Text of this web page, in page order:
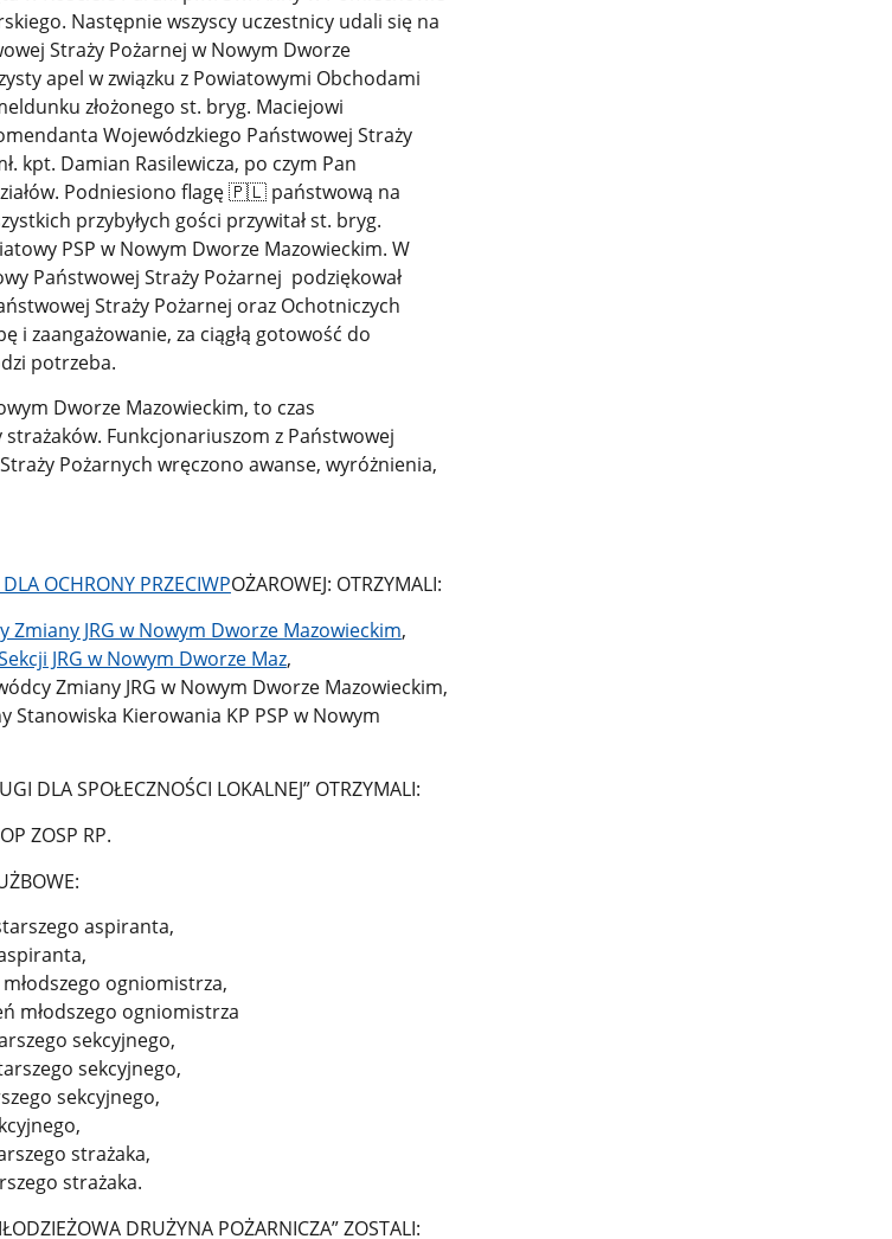
Następnie wszyscy uczestnicy udali się na
Straży Pożarnej w Nowym Dworze
apel w związku z Powiatowymi Obchodami
złożonego st. bryg. Maciejowi
Wojewódzkiego Państwowej Straży
kpt. Damian Rasilewicza, po czym Pan
Podniesiono flagę🇵🇱państwową na
przybyłych gości przywitał st. bryg.
PSP w Nowym Dworze Mazowieckim. W
Państwowej Straży Pożarnej podziękował
Straży Pożarnej oraz Ochotniczych
i zaangażowanie, za ciągłą gotowość do
potrzeba.
Dworze Mazowieckim, to czas
Funkcjonariuszom z Państwowej
Pożarnych wręczono awanse, wyróżnienia,
OCHRONY PRZECIWPOŻAROWEJ: OTRZYMALI:
JRG w Nowym Dworze Mazowieckim,
JRG w Nowym Dworze Maz,
Zmiany JRG w Nowym Dworze Mazowieckim,
Stanowiska Kierowania KP PSP w Nowym
DLA SPOŁECZNOŚCI LOKALNEJ” OTRZYMALI:
ZOSP RP.
aspiranta,
ogniomistrza,
młodszego ogniomistrza
sekcyjnego,
sekcyjnego,
sekcyjnego,
strażaka,
strażaka.
DRUŻYNA POŻARNICZA” ZOSTALI: